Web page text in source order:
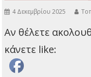
4 Δεκεμβρίου 2025
Αν θέλετε
κάνετε like: